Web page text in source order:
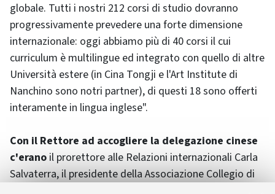
globale. Tutti i nostri 212 corsi di studio dovranno
progressivamente prevedere una forte dimensione
internazionale: oggi abbiamo più di 40 corsi il cui
curriculum è multilingue ed integrato con quello di altre
Università estere (in Cina Tongji e l'Art Institute di
Nanchino sono notri partner), di questi 18 sono offerti
interamente in lingua inglese".
Con il Rettore ad accogliere la delegazione cinese
c'erano il prorettore alle Relazioni internazionali Carla
Salvaterra, il presidente della Associazione Collegio di